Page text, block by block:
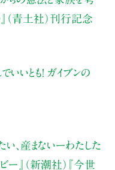
』（青土社）刊行記念
いいとも！ ガイブンの
い、産まないーわたした
ビー』（新潮社） 『今世